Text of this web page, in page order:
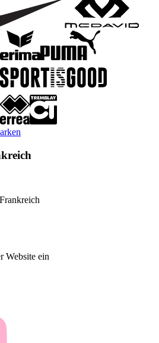
Website ein